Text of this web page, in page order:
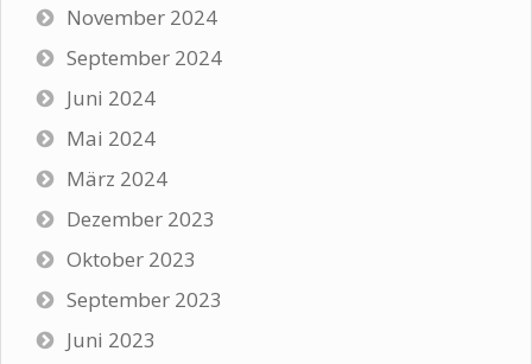
November 2024
September 2024
Juni 2024
Mai 2024
März 2024
Dezember 2023
Oktober 2023
September 2023
Juni 2023